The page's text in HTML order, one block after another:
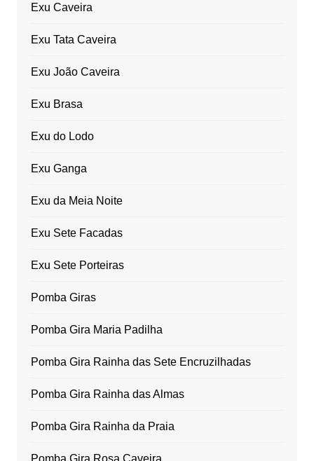
Exu Caveira
Exu Tata Caveira
Exu João Caveira
Exu Brasa
Exu do Lodo
Exu Ganga
Exu da Meia Noite
Exu Sete Facadas
Exu Sete Porteiras
Pomba Giras
Pomba Gira Maria Padilha
Pomba Gira Rainha das Sete Encruzilhadas
Pomba Gira Rainha das Almas
Pomba Gira Rainha da Praia
Pomba Gira Rosa Caveira